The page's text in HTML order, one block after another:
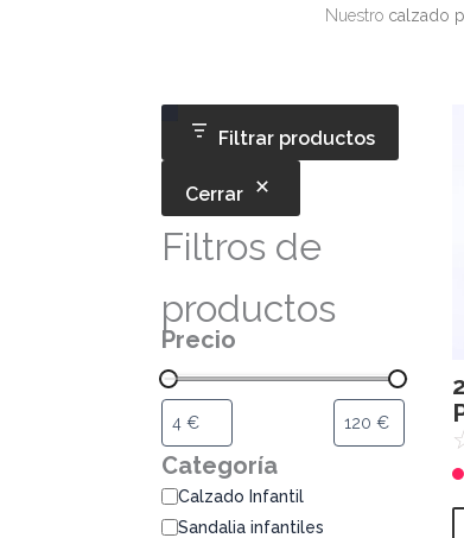
Nuestrocalzado
Filtrar productos
Cerrar
Filtros de
productos
Precio
Categoría
Calzado Infantil
Sandalia infantiles